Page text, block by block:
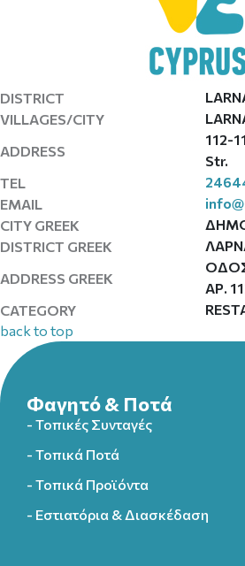
DISTRICT
VILLAGES/CITY
ADDRESS
112-
Str.
TEL
EMAIL
CITY GREEK
DISTRICT GREEK
ADDRESS GREEK
ΑΡ.
CATEGORY
back to top
Φαγητό & Ποτά
- Τοπικές Συνταγές
- Τοπικά Ποτά
- Τοπικά Προϊόντα
- Εστιατόρια & Διασκέδαση